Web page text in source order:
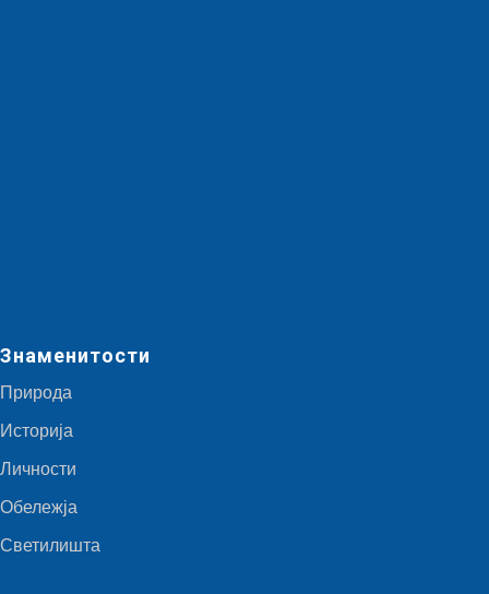
Знаменитости
Природа
Историја
Личности
Обележја
Светилишта